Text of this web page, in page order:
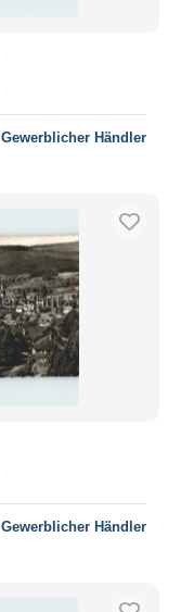
Gewerblicher Händler
Gewerblicher Händler